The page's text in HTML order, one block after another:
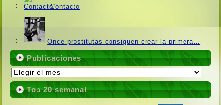
Contacto
Once prostitutas consiguen crear la primera…
Publicaciones
Publicaciones
Top 20 semanal